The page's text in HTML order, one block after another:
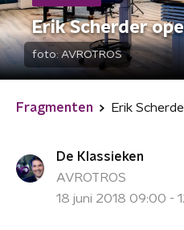
Erik Scherder
foto: AVROTROS
Fragmenten Erik
De Klassieken
AVROTROS
18 juni 2018 09:00 -